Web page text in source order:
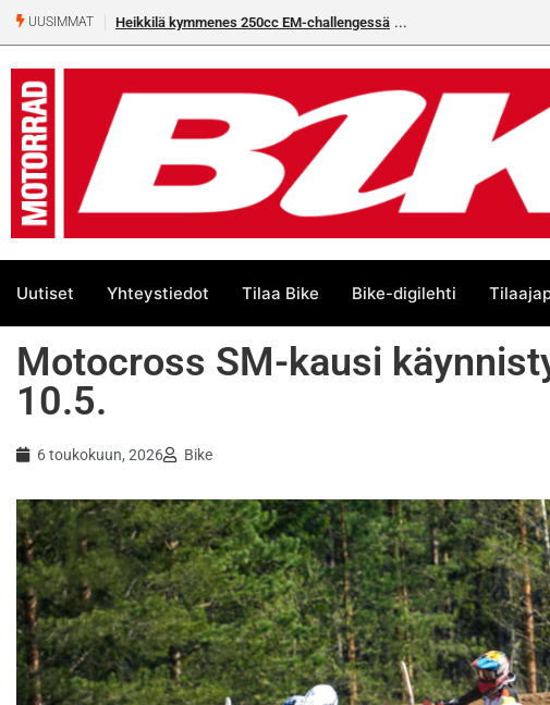
UUSIMMAT
challengessä Rantala flat trackin Euroopan Cupin mestari
Uutiset Yhteystiedot Tilaa Bike Bike-digilehti
Motocross SM-kausi
10.5.
6 toukokuun, 2026 Bike